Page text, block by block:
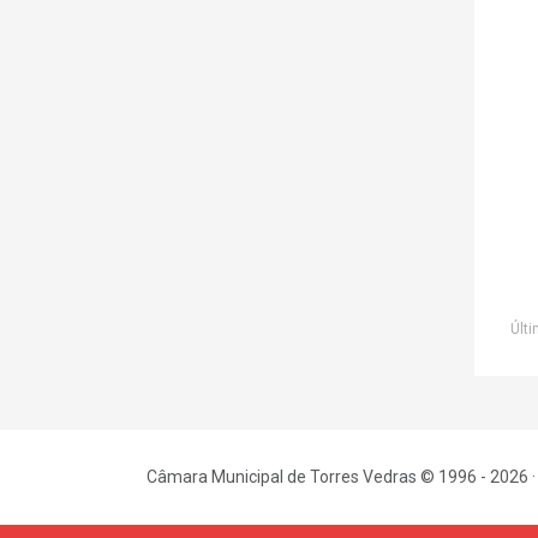
Câmara Municipal de Torres Vedras © 1996 - 2026